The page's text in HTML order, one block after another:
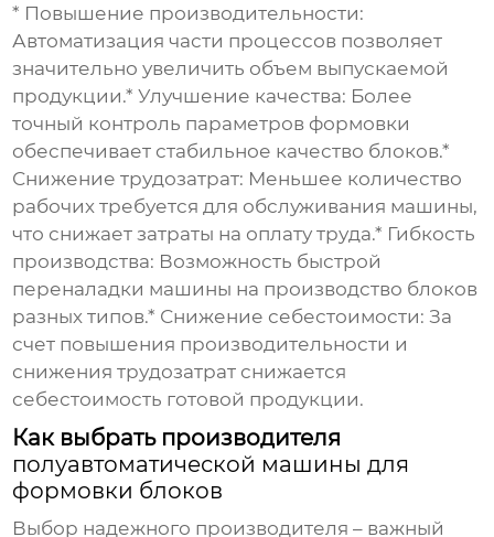
* Повышение производительности:
Автоматизация части процессов позволяет
значительно увеличить объем выпускаемой
продукции.*Улучшение качества: Более
точный контроль параметров формовки
обеспечивает стабильное качество блоков.*
Снижение трудозатрат: Меньшее количество
рабочих требуется для обслуживания машины,
что снижает затраты на оплату труда.* Гибкость
производства: Возможность быстрой
переналадки машины на производство блоков
разных типов.* Снижение себестоимости: За
счет повышения производительности и
снижения трудозатрат снижается
себестоимость готовой продукции.
Как выбрать производителя
полуавтоматической машины для
формовки блоков
Выбор надежного производителя – важный